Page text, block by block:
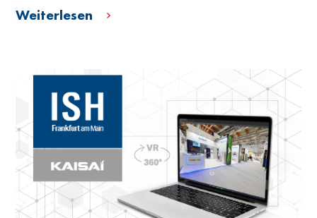
Weiterlesen